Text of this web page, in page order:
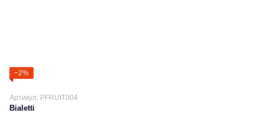
−2%
Артикул: PFRUIT004
Bialetti